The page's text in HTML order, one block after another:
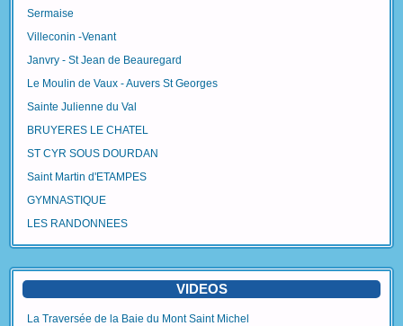
Sermaise
Villeconin -Venant
Janvry - St Jean de Beauregard
Le Moulin de Vaux - Auvers St Georges
Sainte Julienne du Val
BRUYERES LE CHATEL
ST CYR SOUS DOURDAN
Saint Martin d'ETAMPES
GYMNASTIQUE
LES RANDONNEES
VIDEOS
La Traversée de la Baie du Mont Saint Michel